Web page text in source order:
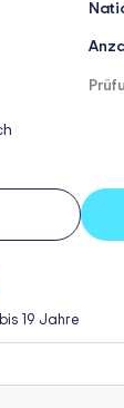
bis 19 Jahre